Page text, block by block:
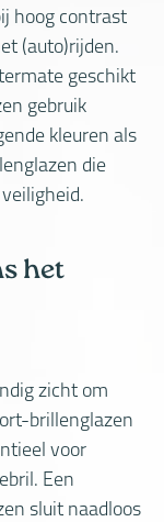
hoog contrast
(auto)rijden.
geschikt
gebruik
kleuren als
die
het
zicht om
brillenglazen
voor
Een
sluit naadloos